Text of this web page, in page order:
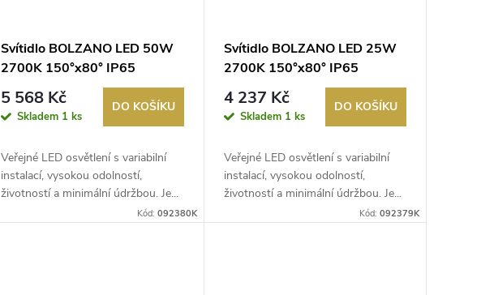
Svítidlo BOLZANO LED 50W
2700K 150°x80° IP65
5 568 Kč
Skladem 1 ks
DO KOŠÍKU
Veřejné LED osvětlení s variabilní
instalací, vysokou odolností,
životností a minimální údržbou. Je...
Kód: 092380K
Svítidlo BOLZANO LED 25W
2700K 150°x80° IP65
4 237 Kč
Skladem 1 ks
DO KOŠÍKU
Veřejné LED osvětlení s variabilní
instalací, vysokou odolností,
životností a minimální údržbou. Je...
Kód: 092379K